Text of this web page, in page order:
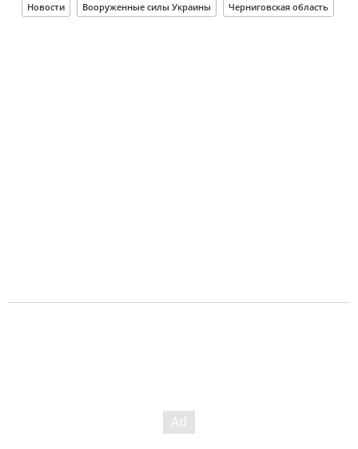
Новости Вооруженные силы Украины Черниговская область